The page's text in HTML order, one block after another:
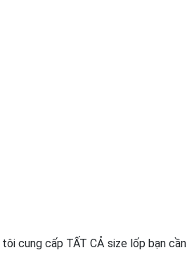
cung cấp TẤT CẢ size lốp bạn cần